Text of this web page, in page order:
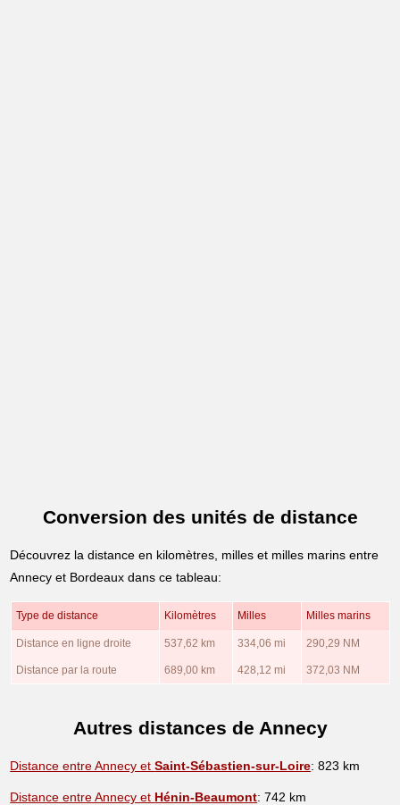
Conversion des unités de distance
Découvrez la distance en kilomètres, milles et milles marins entre
Annecy et Bordeaux dans ce tableau:
Type de distance Kilomètres Milles Milles marins
Distance en ligne droite 537,62 km 334,06 mi 290,29 NM
Distance par la route 689,00 km 428,12 mi 372,03 NM
Autres distances de Annecy
Distance entre Annecy etSaint-Sébastien-sur-Loire: 823 km
Distance entre Annecy et Hénin-Beaumont: 742 km